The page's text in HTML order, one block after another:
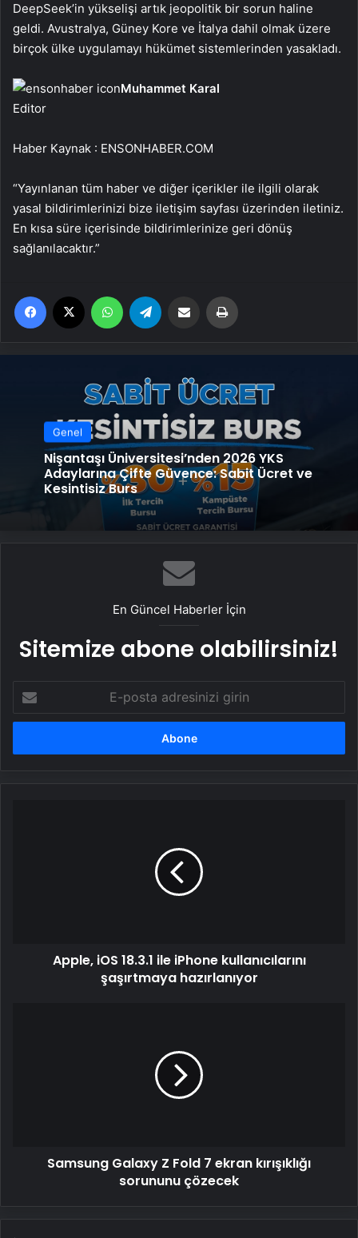
DeepSeek’in yükselişi artık jeopolitik bir sorun haline
geldi. Avustralya, Güney Kore ve İtalya dahil olmak üzere
birçok ülke uygulamayı hükümet sistemlerinden yasakladı.
Muhammet Karal
Editor
Haber Kaynak : ENSONHABER.COM
“Yayınlanan tüm haber ve diğer içerikler ile ilgili olarak
yasal bildirimlerinizi bize iletişim sayfası üzerinden iletiniz.
En kısa süre içerisinde bildirimlerinize geri dönüş
sağlanılacaktır.”
Facebook WhatsApp Email'den paylaş
Genel
Nişantaşı Üniversitesi’nden 2026 YKS
Adaylarına Çifte Güvence: Sabit Ücret ve
Kesintisiz Burs
En Güncel Haberler İçin
Sitemize abone olabilirsiniz!
posta
adresinizi
Apple, iOS 18.3.1 ile iPhone kullanıcılarını
şaşırtmaya hazırlanıyor
Samsung Galaxy Z Fold 7 ekran kırışıklığı
sorununu çözecek